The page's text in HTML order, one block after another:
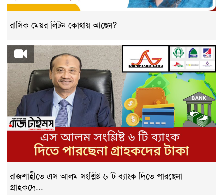
রাসিক মেয়র লিটন কোথায় আছেন?
রাজশাহীতে এস আলম সংশ্লিষ্ট ৬ টি ব্যাংক দিতে পারছেনা
গ্রাহকদে...